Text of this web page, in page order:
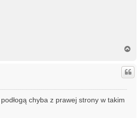
g
r
chyba z prawej strony w takim